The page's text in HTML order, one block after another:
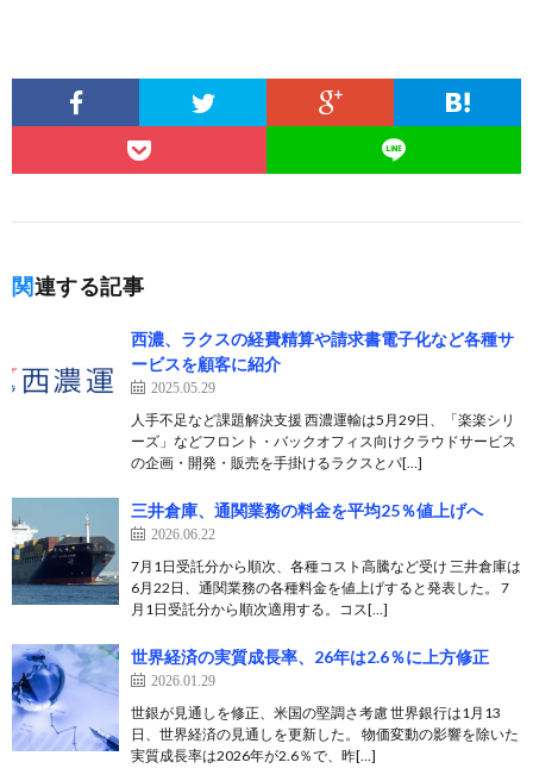
関連する記事
西濃、ラクスの経費精算や請求書電子化など各種サ
ービスを顧客に紹介
2025.05.29
人手不足など課題解決支援 西濃運輸は5月29日、「楽楽シリ
ーズ」などフロント・バックオフィス向けクラウドサービス
の企画・開発・販売を手掛けるラクスとパ[…]
三井倉庫、通関業務の料金を平均25％値上げへ
2026.06.22
7月1日受託分から順次、各種コスト高騰など受け 三井倉庫は
6月22日、通関業務の各種料金を値上げすると発表した。 7
月1日受託分から順次適用する。コス[…]
世界経済の実質成長率、26年は2.6％に上方修正
2026.01.29
世銀が見通しを修正、米国の堅調さ考慮 世界銀行は1月13
日、世界経済の見通しを更新した。 物価変動の影響を除いた
実質成長率は2026年が2.6％で、昨[…]